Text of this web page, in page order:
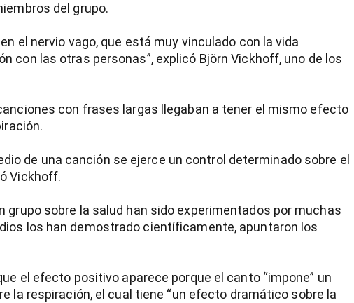
del grupo.
el nervio vago, que está muy vinculado con la vida
con las otras personas”, explicó Björn Vickhoff, uno de los
con frases largas llegaban a tener el mismo efecto
de una canción se ejerce un control determinado sobre el
Vickhoff.
grupo sobre la salud han sido experimentados por muchas
los han demostrado científicamente, apuntaron los
el efecto positivo aparece porque el canto “impone” un
la respiración, el cual tiene “un efecto dramático sobre la